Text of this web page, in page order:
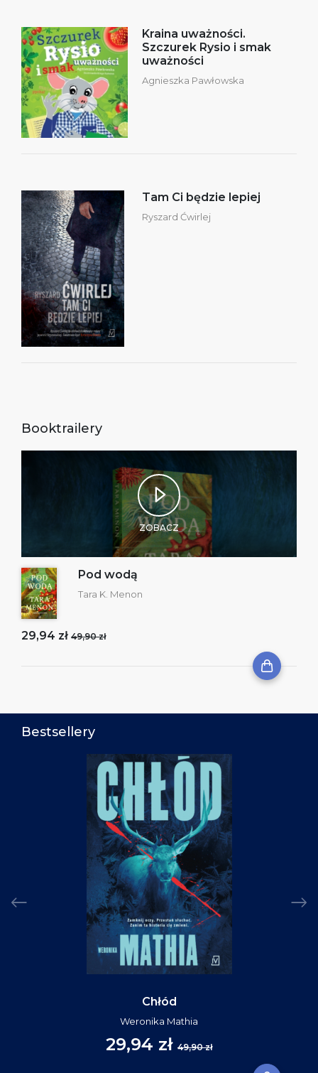
Kraina uważności.
Szczurek Rysio i smak
uważności
Agnieszka Pawłowska
Tam Ci będzie lepiej
Ryszard Ćwirlej
Booktrailery
ZOBACZ
Pod wodą
Tara K. Menon
29,94 zł 49,90 zł
Bestsellery
Chłód
Weronika Mathia
29,94 zł 49,90 zł